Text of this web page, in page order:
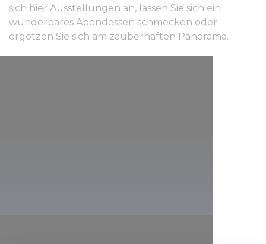
sich hier Ausstellungen an, lassen Sie sich ein
wunderbares Abendessen schmecken oder
ergötzen Sie sich am zauberhaften Panorama.